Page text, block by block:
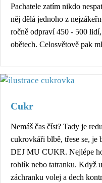
Pachatele zatím nikdo
něj dělá jednoho z
ročně odpraví 450 - 500
obětech. Celosvětově pak
Cukr
Nemáš čas číst? Tady je
cukrovkáři blbě, třese se, je
DEJ MU CUKR. Nejlépe
rohlík nebo tatranku. Když
záchranku volej a dech